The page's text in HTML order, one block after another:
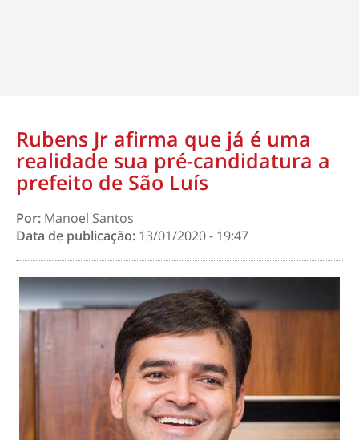
Rubens Jr afirma que já é uma
realidade sua pré-candidatura a
prefeito de São Luís
Por: Manoel Santos
Data de publicação: 13/01/2020 - 19:47